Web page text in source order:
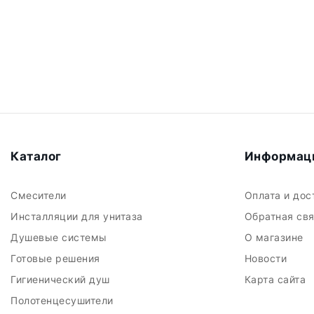
Каталог
Смесители
Инсталляции для унитаза
Душевые системы
Готовые решения
Гигиенический душ
Полотенцесушители
Оплата и
Обратная
О магазине
Новости
Карта сайта